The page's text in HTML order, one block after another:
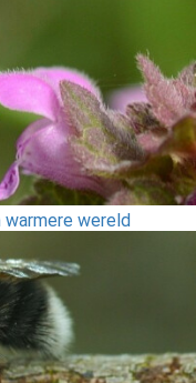
warmere wereld